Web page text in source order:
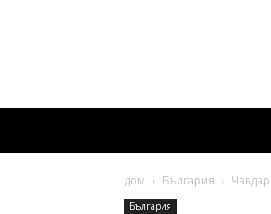
дом България
България